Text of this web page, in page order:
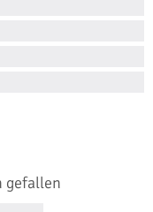
gefallen